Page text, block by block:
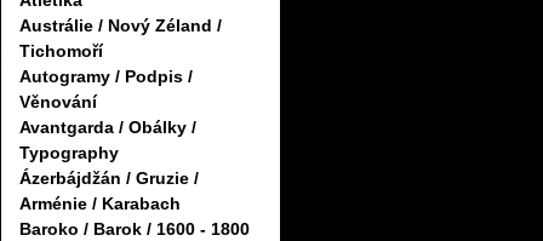
Austrálie / Nový Zéland /
Tichomoří
Autogramy / Podpis /
Věnování
Avantgarda / Obálky /
Typography
Ázerbájdžán / Gruzie /
Arménie / Karabach
Baroko / Barok / 1600 - 1800